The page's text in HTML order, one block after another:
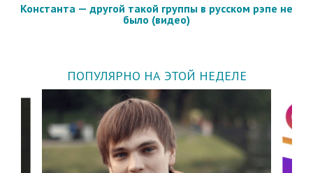
Константа — другой такой группы в русском рэпе не
было (видео)
ПОПУЛЯРНО НА ЭТОЙ НЕДЕЛЕ